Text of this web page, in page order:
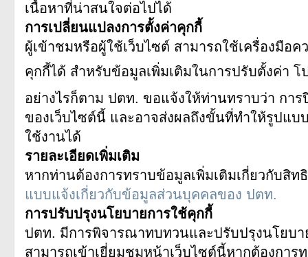
เนื้อหาที่น่าสนใจต่อไปได้
การเปลี่ยนแปลงการตั้งค่าคุกกี้
ผู้เข้าชมหรือผู้ใช้เว็บไซต์ สามารถใช้เครื่องมือ
คุกกี้ได้ สำหรับข้อมูลเพิ่มเติมในการปรับตั้งค่า
อย่างไรก็ตาม ปตท. ขอแจ้งให้ท่านทราบว่า กา
ของเว็บไซต์นี้ และอาจส่งผลถึงขั้นที่ทำให้รูปแบ
ใช้งานได้
รายละเอียดเพิ่มเติม
หากท่านต้องการทราบข้อมูลเพิ่มเติมเกี่ยวกับสิ
แบบแจ้งเกี่ยวกับข้อมูลส่วนบุคคลของ ปตท.
การปรับปรุงนโยบายการใช้คุกกี้
ปตท. มีการพิจารณาทบทวนและปรับปรุงนโยบ
สามารถเข้าเยี่ยมชมหน้าเว็บไซต์นี้หากต้องกา